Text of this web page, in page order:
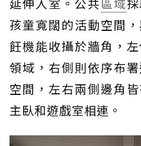
延伸入室。公共區域
孩童寬闊的活動空間
飪機能收攝於牆角，
領域，右側則依序布
空間，左右兩側邊角
主臥和遊戲室相連。